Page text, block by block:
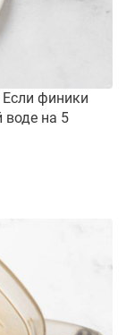
Если финики
воде на 5